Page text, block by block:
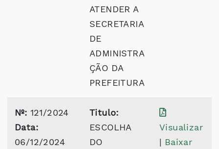
ATENDER A
SECRETARIA
DE
ADMINISTRA
ÇÃO DA
PREFEITURA
Nº: 121/2024
Data:
06/12/2024
Titulo:
ESCOLHA
DO
Visualizar
| Baixar